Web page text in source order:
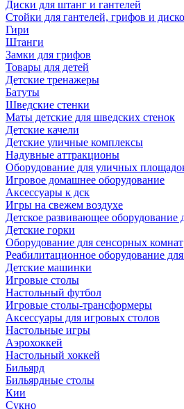
Диски для штанг и гантелей
Стойки для гантелей, грифов и
Гири
Штанги
Замки для грифов
Товары для детей
Детские тренажеры
Батуты
Шведские стенки
Маты детские для шведских стенок
Детские качели
Детские уличные комплексы
Надувные аттракционы
Оборудование для уличных
Игровое домашнее оборудование
Аксессуары к дск
Игры на свежем воздухе
Детское развивающее
Детские горки
Оборудование для сенсорных комнат
Реабилитационное оборудование для
Детские машинки
Игровые столы
Настольный футбол
Игровые столы-трансформеры
Аксессуары для игровых столов
Настольные игры
Аэрохоккей
Настольный хоккей
Бильярд
Бильярдные столы
Кии
Сукно